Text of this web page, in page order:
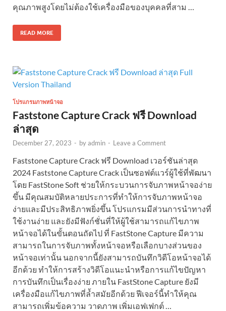
คุณภาพสูงโดยไม่ต้องใช้เครื่องมือของบุคคลที่สาม …
READ MORE
โปรแกรมภาพหน้าจอ
Faststone Capture Crack ฟรี Download
ล่าสุด
December 27, 2023 - byadmin - Leave a Comment
Faststone Capture Crack ฟรี Download เวอร์ชันล่าสุด
2024 Faststone Capture Crack เป็นซอฟต์แวร์ผู้ใช้ที่พัฒนา
โดย FastStone Soft ช่วยให้กระบวนการจับภาพหน้าจอง่าย
ขึ้น มีคุณสมบัติหลายประการที่ทำให้การจับภาพหน้าจอ
ง่ายและมีประสิทธิภาพยิ่งขึ้น โปรแกรมมีส่วนการนำทางที่
ใช้งานง่าย และยังมีฟังก์ชั่นที่ให้ผู้ใช้สามารถแก้ไขภาพ
หน้าจอได้ในขั้นตอนถัดไป ที่ FastStone Capture มีความ
สามารถในการจับภาพทั้งหน้าจอหรือเลือกบางส่วนของ
หน้าจอเท่านั้น นอกจากนี้ยังสามารถบันทึกวิดีโอหน้าจอได้
อีกด้วย ทำให้การสร้างวิดีโอแนะนำหรือการแก้ไขปัญหา
การบันทึกเป็นเรื่องง่าย ภายใน FastStone Capture ยังมี
เครื่องมือแก้ไขภาพที่ล้ำสมัยอีกด้วย ฟีเจอร์นี้ทำให้คุณ
สามารถเพิ่มข้อความ วาดภาพ เพิ่มเอฟเฟกต์ …